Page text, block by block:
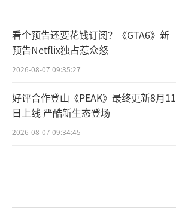
看个预告还要花钱订阅？《GTA6》新
预告Netflix独占惹众怒
2026-08-07 09:35:27
好评合作登山《PEAK》最终更新8月11
日上线 严酷新生态登场
2026-08-07 09:34:45